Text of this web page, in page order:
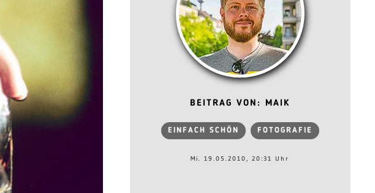
BEITRAG VON: MAIK
EINFACH SCHÖN FOTOGRAFIE
Mi. 19.05.2010, 20:31 Uhr